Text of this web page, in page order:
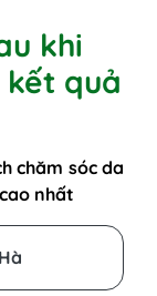
khi
quả
chăm sóc da
nhất